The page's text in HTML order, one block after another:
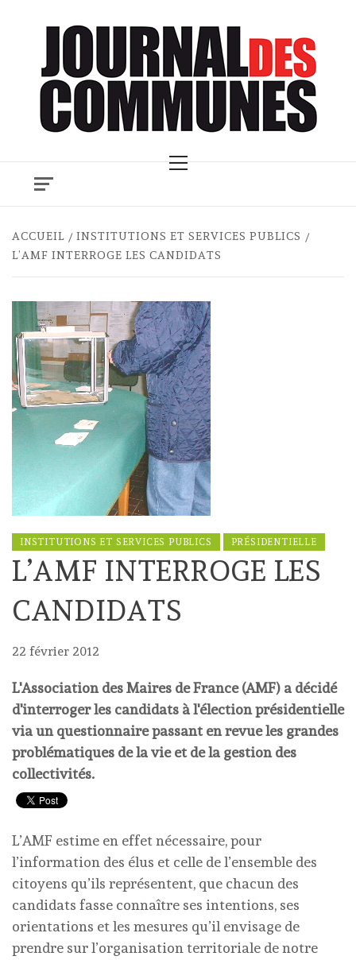
Menu
ACCUEIL
INSTITUTIONS ET SERVICES PUBLICS
L’AMF INTERROGE LES CANDIDATS
INSTITUTIONS ET SERVICES PUBLICS PRÉSIDENTIELLE
L’AMF INTERROGE LES
CANDIDATS
22 février 2012
L'Association des Maires de France (AMF) a décidé
d'interroger les candidats à l'élection présidentielle
via un questionnaire passant en revue les grandes
problématiques de la vie et de la gestion des
collectivités.
L’AMF estime en effet nécessaire, pour
l’information des élus et celle de l’ensemble des
citoyens qu’ils représentent, que chacun des
candidats fasse connaître ses intentions, ses
orientations et les mesures qu’il envisage de
prendre sur l’organisation territoriale de notre